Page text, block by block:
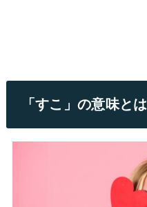
「すこ」の意味とは